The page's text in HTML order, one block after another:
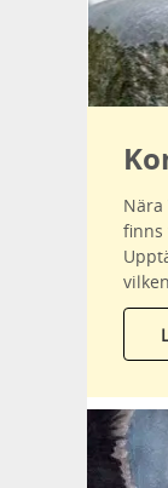
finns